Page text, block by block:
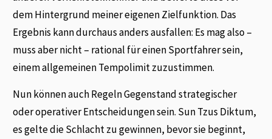
dem Hintergrund meiner eigenen Zielfunktion. Das
Ergebnis kann durchaus anders ausfallen: Es mag also –
muss aber nicht – rational für einen Sportfahrer sein,
einem allgemeinen Tempolimit zuzustimmen.
Nun können auch Regeln Gegenstand strategischer
oder operativer Entscheidungen sein. Sun Tzus Diktum,
es gelte die Schlacht zu gewinnen, bevor sie beginnt,